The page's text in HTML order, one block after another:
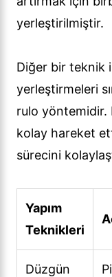
yerleştirilmiştir.
Diğer bir teknik
yerleştirmeleri
rulo yöntemidir.
kolay hareket
sürecini
Yapım
Teknikleri
Düzgün